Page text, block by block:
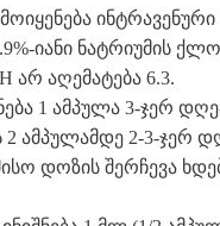
იანი ნატრიუმის
არ აღემატება 6.3.
1 ამპულა 3-ჯერ დღე-
ამპულამდე 2-3-ჯერ
დოზის შერჩევა